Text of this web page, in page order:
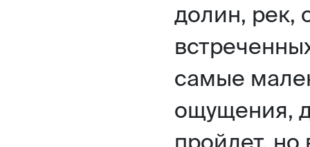
долин, рек,
самые
ощущения,
пройдет, но